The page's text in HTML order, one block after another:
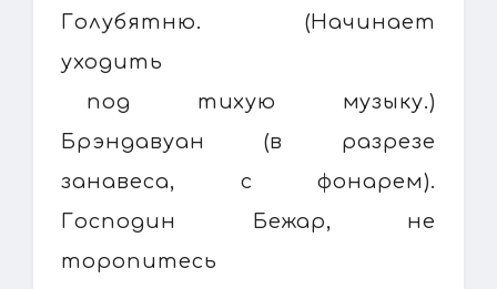
Голубятню. (Начинает
уходить
под тихую музыку.)
Брэндавуан (в разрезе
занавеса, с фонарем).
Господин Бежар, не
торопитесь